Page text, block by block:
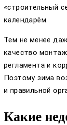
«строительный
календарём.
Тем не менее
качество
регламента и
Поэтому зима
и правильной
Какие